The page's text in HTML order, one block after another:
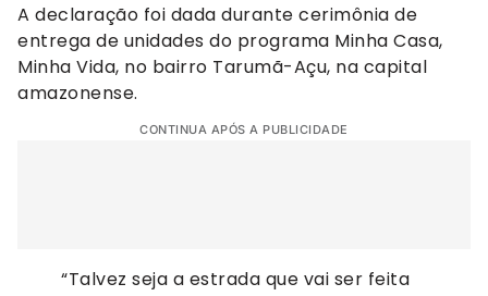
A declaração foi dada durante cerimônia de
entrega de unidades do programa Minha Casa,
Minha Vida, no bairro Tarumã-Açu, na capital
amazonense.
CONTINUA APÓS A PUBLICIDADE
“Talvez seja a estrada que vai ser feita